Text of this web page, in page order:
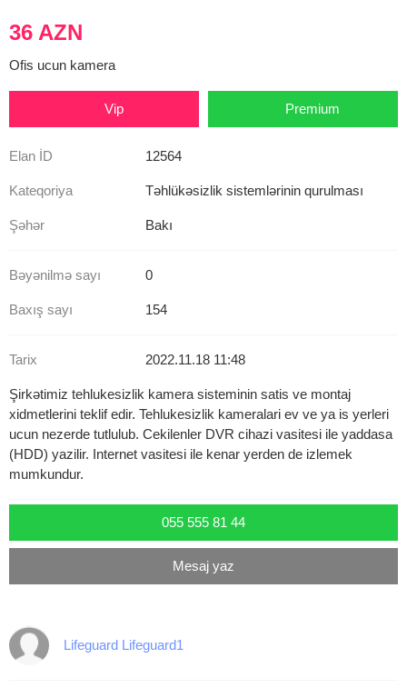
36 AZN
Ofis ucun kamera
Vip Premium
Elan İD 12564
Kateqoriya Təhlükəsizlik sistemlərinin qurulması
Şəhər Bakı
Bəyənilmə sayı 0
Baxış sayı 154
Tarix 2022.11.18 11:48
Şirkətimiz tehlukesizlik kamera sisteminin satis ve montaj
xidmetlerini teklif edir. Tehlukesizlik kameralari ev ve ya is yerleri
ucun nezerde tutlulub. Cekilenler DVR cihazi vasitesi ile yaddasa
(HDD) yazilir. Internet vasitesi ile kenar yerden de izlemek
mumkundur.
055 555 81 44
Mesaj yaz
Lifeguard Lifeguard1